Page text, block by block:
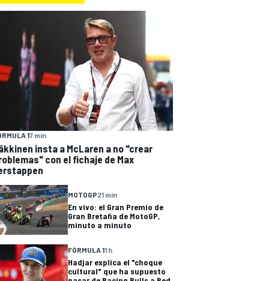
17 min
insta a McLaren a no "crear
con el fichaje de Max
MOTOGP21 min
En vivo: el Gran Premio de
Gran Bretaña de MotoGP,
minuto a minuto
FÓRMULA 11 h
Hadjar explica el "choque
cultural" que ha supuesto